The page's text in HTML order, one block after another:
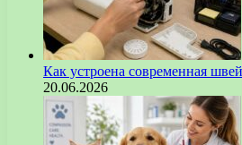
Как устроена современная
20.06.2026